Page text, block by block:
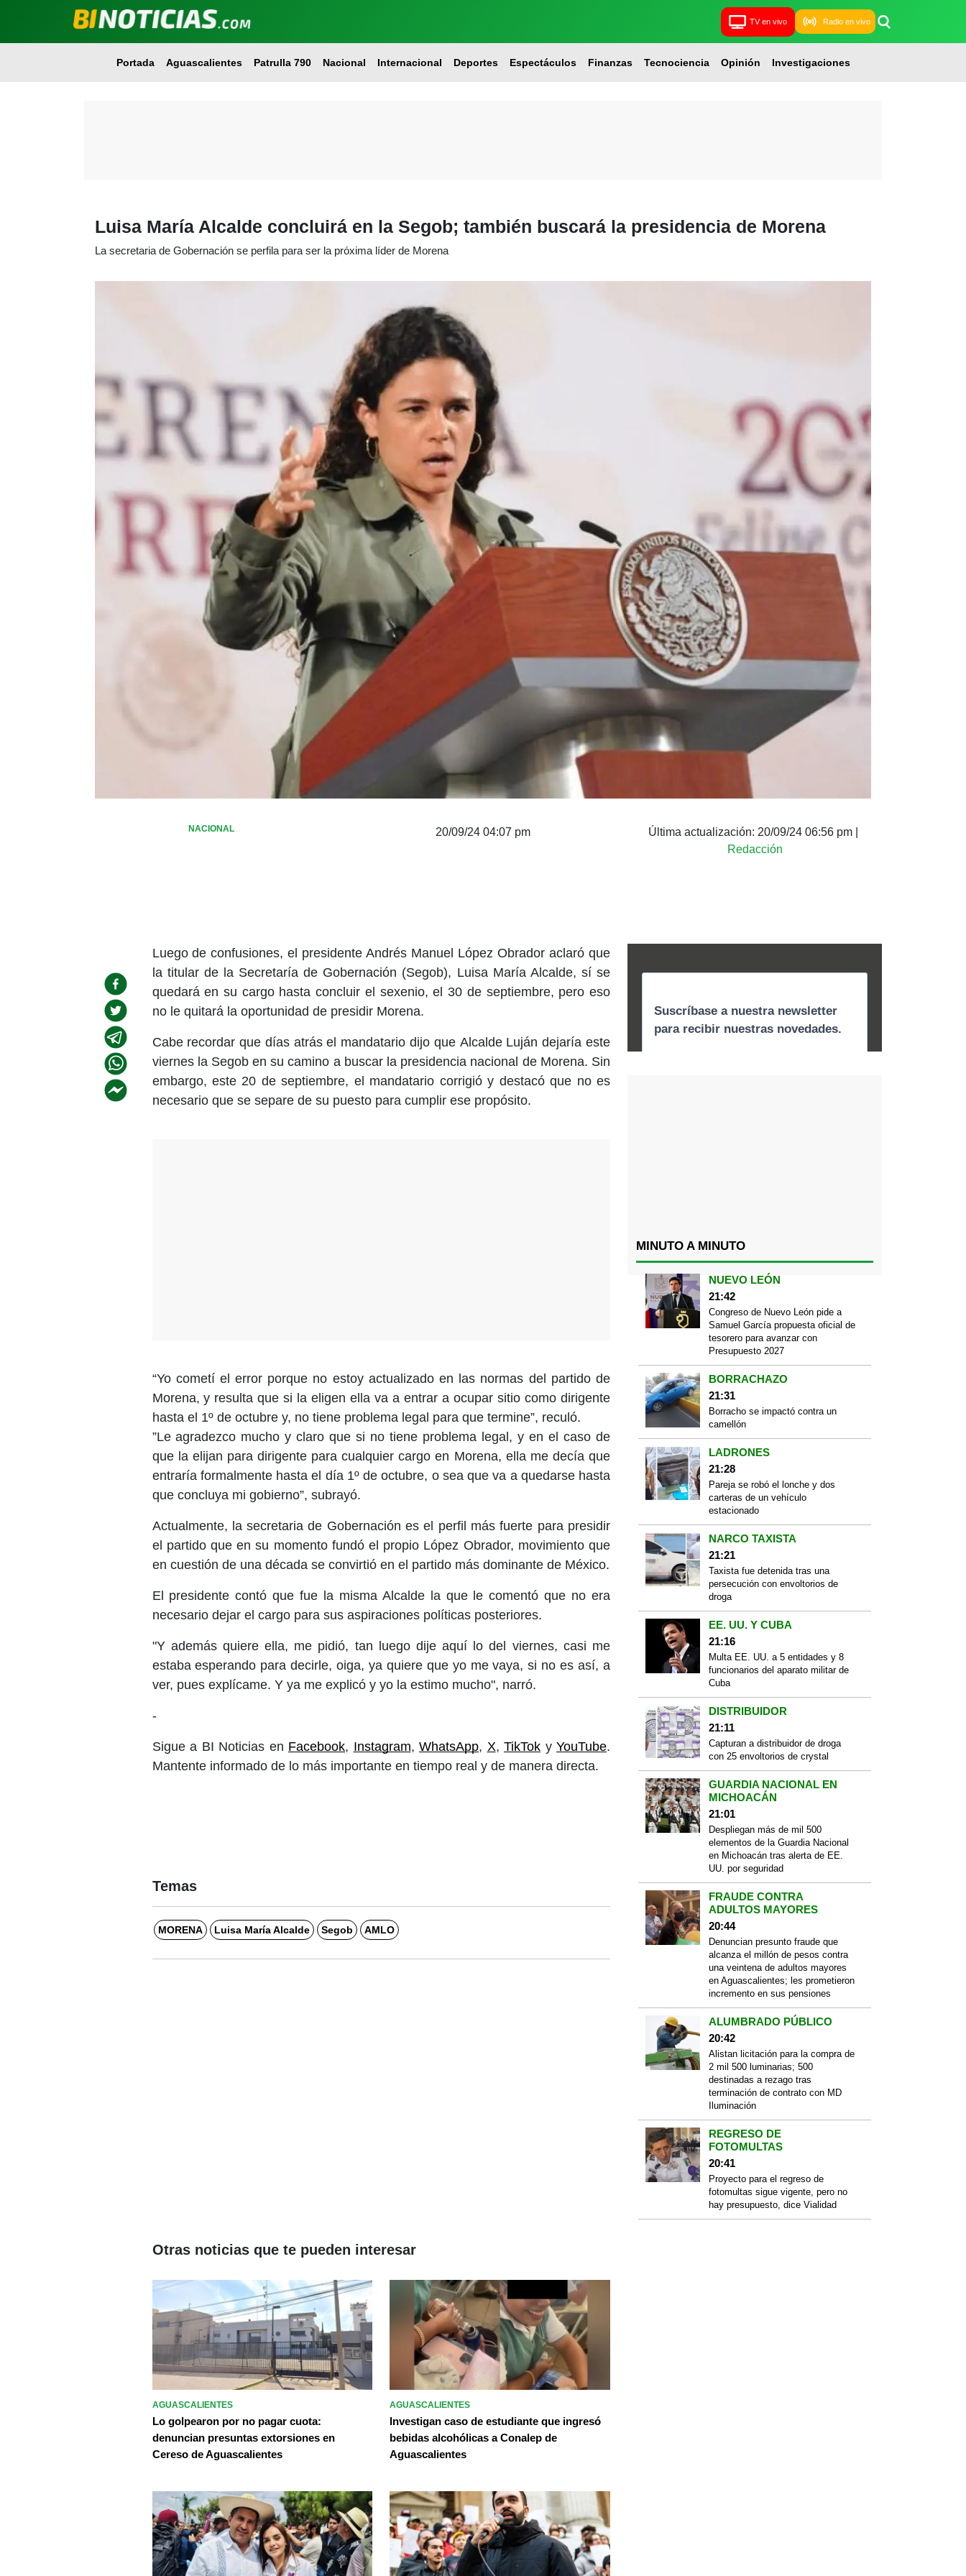
TV en vivo Radio en vivo
Portada Aguascalientes Patrulla 790 Nacional Internacional Deportes Espectáculos Finanzas Tecnociencia Opinión Investigaciones
Luisa María Alcalde concluirá en la Segob; también buscará la presidencia de Morena
La secretaria de Gobernación se perfila para ser la próxima líder de Morena
NACIONAL 20/09/24 04:07 pm Última actualización: 20/09/24 06:56 pm
Redacción
Luego de confusiones, el presidente Andrés Manuel López Obrador aclaró que
la titular de la Secretaría de Gobernación (Segob), Luisa María Alcalde, sí se
quedará en su cargo hasta concluir el sexenio, el 30 de septiembre, pero eso
no le quitará la oportunidad de presidir Morena.
Cabe recordar que días atrás el mandatario dijo que Alcalde Luján dejaría este
viernes la Segob en su camino a buscar la presidencia nacional de Morena. Sin
embargo, este 20 de septiembre, el mandatario corrigió y destacó que no es
necesario que se separe de su puesto para cumplir ese propósito.
“Yo cometí el error porque no estoy actualizado en las normas del partido de
Morena, y resulta que si la eligen ella va a entrar a ocupar sitio como dirigente
hasta el 1º de octubre y, no tiene problema legal para que termine”, reculó.
”Le agradezco mucho y claro que si no tiene problema legal, y en el caso de
que la elijan para dirigente para cualquier cargo en Morena, ella me decía que
entraría formalmente hasta el día 1º de octubre, o sea que va a quedarse hasta
que concluya mi gobierno”, subrayó.
Actualmente, la secretaria de Gobernación es el perfil más fuerte para presidir
el partido que en su momento fundó el propio López Obrador, movimiento que
en cuestión de una década se convirtió en el partido más dominante de México.
El presidente contó que fue la misma Alcalde la que le comentó que no era
necesario dejar el cargo para sus aspiraciones políticas posteriores.
"Y además quiere ella, me pidió, tan luego dije aquí lo del viernes, casi me
estaba esperando para decirle, oiga, ya quiere que yo me vaya, si no es así, a
ver, pues explícame. Y ya me explicó y yo la estimo mucho", narró.
-
Sigue a BI Noticias en Facebook, Instagram, WhatsApp, X, TikTok y YouTube.
Mantente informado de lo más importante en tiempo real y de manera directa.
Temas
MORENA Luisa María Alcalde Segob AMLO
MINUTO A MINUTO
NUEVO LEÓN
21:42
Congreso de Nuevo León pide a
Samuel García propuesta oficial de
tesorero para avanzar con
Presupuesto 2027
BORRACHAZO
21:31
Borracho se impactó contra un
camellón
LADRONES
21:28
Pareja se robó el lonche y dos
carteras de un vehículo
estacionado
NARCO TAXISTA
21:21
Taxista fue detenida tras una
persecución con envoltorios de
droga
EE. UU. Y CUBA
21:16
Multa EE. UU. a 5 entidades y 8
funcionarios del aparato militar de
Cuba
DISTRIBUIDOR
21:11
Capturan a distribuidor de droga
con 25 envoltorios de crystal
GUARDIA NACIONAL EN
MICHOACÁN
21:01
Despliegan más de mil 500
elementos de la Guardia Nacional
en Michoacán tras alerta de EE.
UU. por seguridad
FRAUDE CONTRA
ADULTOS MAYORES
20:44
Denuncian presunto fraude que
alcanza el millón de pesos contra
una veintena de adultos mayores
en Aguascalientes; les prometieron
incremento en sus pensiones
ALUMBRADO PÚBLICO
20:42
Alistan licitación para la compra de
2 mil 500 luminarias; 500
destinadas a rezago tras
terminación de contrato con MD
Iluminación
REGRESO DE
FOTOMULTAS
20:41
Proyecto para el regreso de
fotomultas sigue vigente, pero no
hay presupuesto, dice Vialidad
Otras noticias que te pueden interesar
AGUASCALIENTES
Lo golpearon por no pagar cuota:
denuncian presuntas extorsiones en
Cereso de Aguascalientes
AGUASCALIENTES
Investigan caso de estudiante que ingresó
bebidas alcohólicas a Conalep de
Aguascalientes